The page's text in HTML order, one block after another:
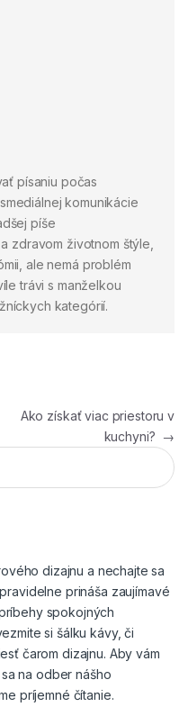
písaniu počas
komunikácie
píše
zdravom životnom štýle,
ale nemá problém
trávi s manželkou
kategórií.
Ako získať viac priestoru v
kuchyni? →
dizajnu a nechajte sa
prináša zaujímavé
spokojných
si šálku kávy, či
čarom dizajnu. Aby vám
na odber nášho
príjemné čítanie.